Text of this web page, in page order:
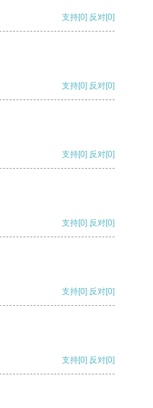
支持[0] 反对[0]
支持[0] 反对[0]
支持[0] 反对[0]
支持[0] 反对[0]
支持[0] 反对[0]
支持[0] 反对[0]